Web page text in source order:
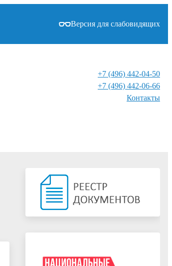
Версия для слабовидящих
+7 (496) 442-04-50
+7 (496) 442-06-66
Контакты⁠